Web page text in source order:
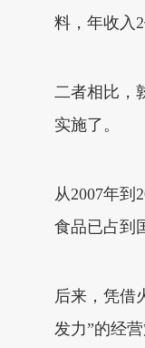
料，年收入
二者相比，
实施了。
从2007年到
食品已占到
后来，凭借
发力”的经